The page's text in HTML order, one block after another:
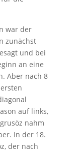
war der
zunächst
und bei
an eine
Aber nach 8
auf links,
nahm
In der 18.
der nach